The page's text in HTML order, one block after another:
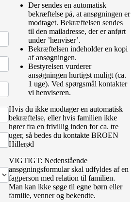
Der sendes en automatisk
bekræftelse på, at ansøgningen er
modtaget. Bekræftelsen sendes
til den mailadresse, der er anført
under ’henviser’.
Bekræftelsen indeholder en kopi
af ansøgningen.
Bestyrelsen vurderer
ansøgningen hurtigst muligt (ca.
1 uge). Ved spørgsmål kontakter
vi henviseren.
Hvis du ikke modtager en automatisk
bekræftelse, eller hvis familien ikke
hører fra en frivillig inden for ca. tre
uger, så bedes du kontakte BROEN
Hillerød
VIGTIGT: Nedenstående
ansøgningsformular skal udfyldes af en
fagperson med relation til familien.
Man kan ikke søge til egne børn eller
familie, venner og bekendte.